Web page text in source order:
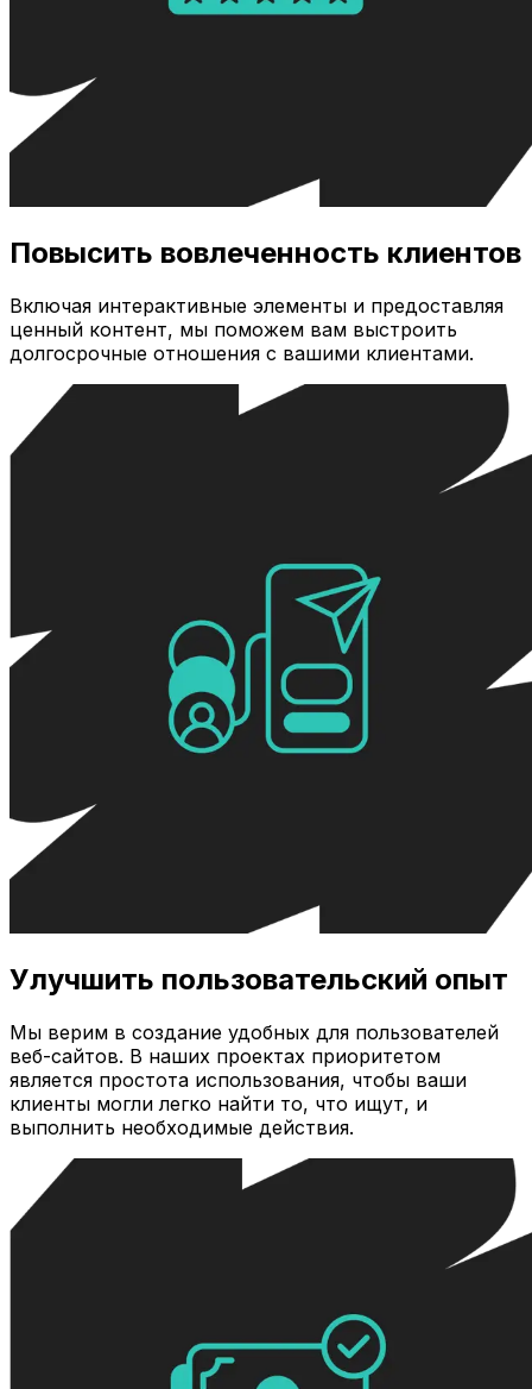
Повысить вовлеченность клиентов
Включая интерактивные элементы и предоставляя
ценный контент, мы поможем вам выстроить
долгосрочные отношения с вашими клиентами.
Улучшить пользовательский опыт
Мы верим в создание удобных для пользователей
веб-сайтов. В наших проектах приоритетом
является простота использования, чтобы ваши
клиенты могли легко найти то, что ищут, и
выполнить необходимые действия.